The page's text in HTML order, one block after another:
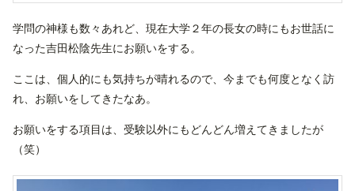
学問の神様も数々あれど、現在大学２年の長女の時にもお世話に
なった吉田松陰先生にお願いをする。
ここは、個人的にも気持ちが晴れるので、今までも何度となく訪
れ、お願いをしてきたなあ。
お願いをする項目は、受験以外にもどんどん増えてきましたが
（笑）